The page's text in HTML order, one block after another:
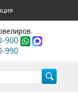
900
990